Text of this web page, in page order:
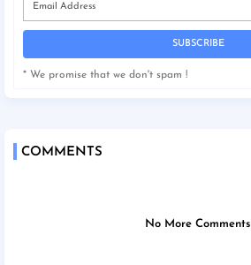
* We promise that we don't spam !
COMMENTS
No More Comments